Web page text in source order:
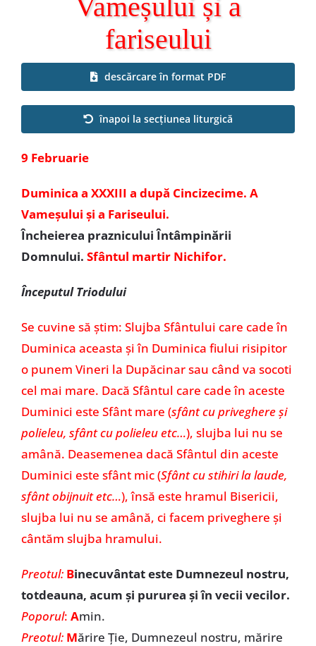
Vameșului și a
fariseului
descărcare în format PDF
înapoi la secțiunea liturgică
9 Februarie
Duminica a XXXIII a după Cincizecime. A
Vameșului și a Fariseului.
Încheierea praznicului Întâmpinării
Domnului. Sfântul martir Nichifor.
Începutul Triodului
Se cuvine să știm: Slujba Sfântului care cade în
Duminica aceasta şi în Duminica fiului risipitor
o punem Vineri la Dupăcinar sau când va socoti
cel mai mare. Dacă Sfântul care cade în aceste
Duminici este Sfânt mare (sfânt cu priveghere și
polieleu, sfânt cu polieleu etc…), slujba lui nu se
amână. Deasemenea dacă Sfântul din aceste
Duminici este sfânt mic (Sfânt cu stihiri la laude,
sfânt obijnuit etc…), însă este hramul Bisericii,
slujba lui nu se amână, ci facem priveghere şi
cântăm slujba hramului.
Preotul: Binecuvântat este Dumnezeul nostru,
totdeauna, acum și pururea și în vecii vecilor.
Poporul: Amin.
Preotul: Mărire Ție, Dumnezeul nostru, mărire